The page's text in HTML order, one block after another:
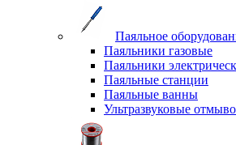
Паяльное
Паяльники газовые
Паяльники
Паяльные станции
Паяльные ванны
Ультразвуковые